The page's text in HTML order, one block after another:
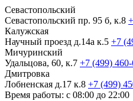
Севастопольский
Севастопольский пр. 95 б, к.8
Калужская
Научный проезд д.14а к.5 +7
Мичуринский
Удальцова, 60, к.7 +7 (499)
Дмитровка
Лобненская д.17 к.8 +7 (499)
Время работы: с 08:00 до 22:00